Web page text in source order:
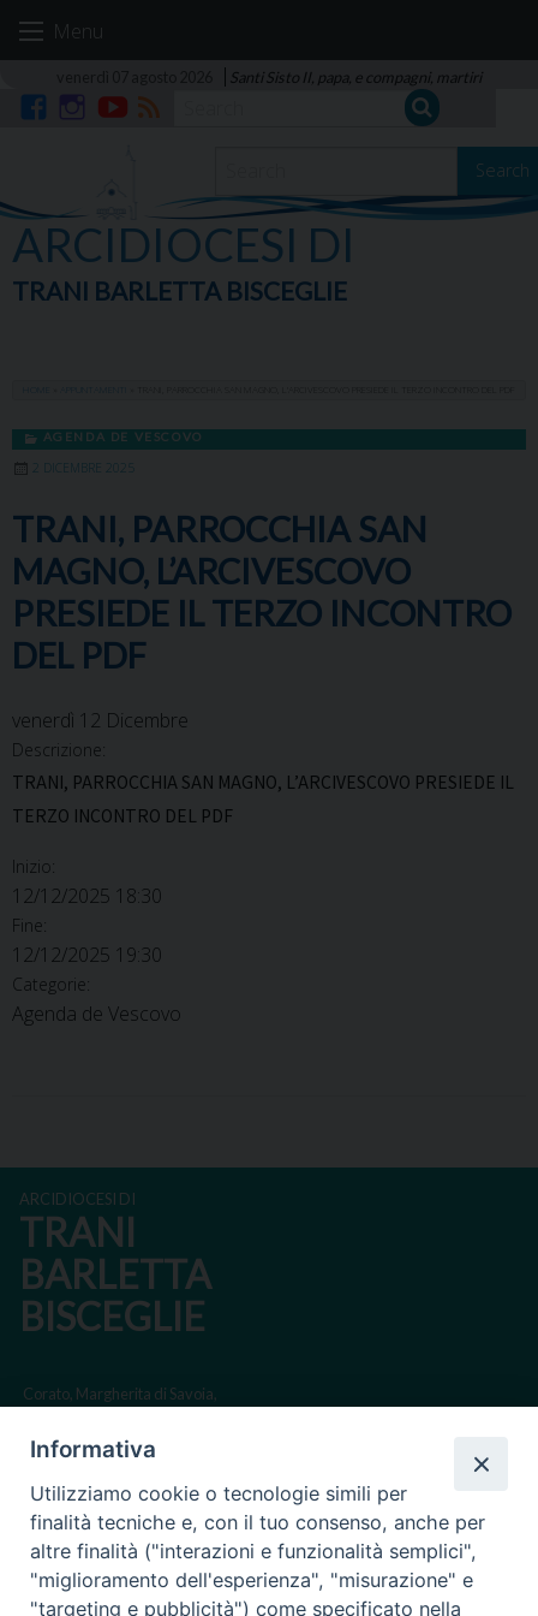
Menu
Santi Sisto II, papa, e compagni, martiri
Search
ARCIDIOCESI DI
TRANI BARLETTA BISCEGLIE
AGENDA DE VESCOVO
2 DICEMBRE 2025
TRANI, PARROCCHIA SAN
MAGNO, L’ARCIVESCOVO
PRESIEDE IL TERZO INCONTRO
DEL PDF
venerdì 12 Dicembre
Descrizione:
TRANI, PARROCCHIA SAN MAGNO, L’ARCIVESCOVO PRESIEDE IL
TERZO INCONTRO DEL PDF
Inizio:
12/12/2025 18:30
Fine:
12/12/2025 19:30
Categorie:
Agenda de Vescovo
ARCIDIOCESI DI
TRANI
BARLETTA
BISCEGLIE
Corato, Margherita di Savoia,
Regione ecclesiastica Puglia
Via Beltrani, 9
76125 Trani BT
Informativa
Utilizziamo cookie o tecnologie simili per
finalità tecniche e, con il tuo consenso, anche per
altre finalità ("interazioni e funzionalità semplici",
"miglioramento dell'esperienza", "misurazione" e
"targeting e pubblicità") come specificato nella